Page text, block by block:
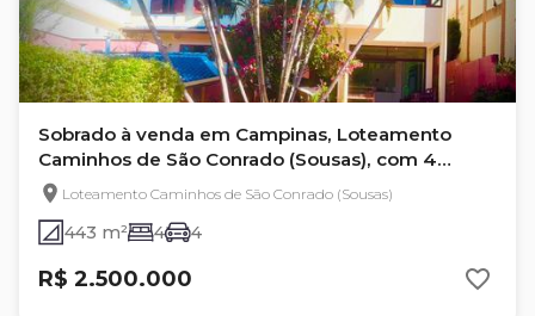
Sobrado à venda em Campinas, Loteamento
Caminhos de São Conrado (Sousas), com 4
quartos, com 443 m²
Loteamento Caminhos de São Conrado (Sousas)
443 m² 4 4
R$ 2.500.000